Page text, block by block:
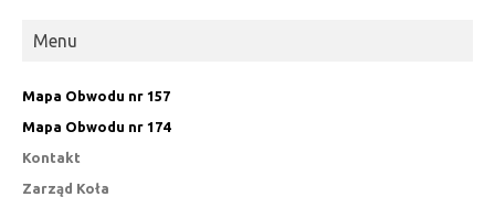
Menu
Mapa Obwodu nr 157
Mapa Obwodu nr 174
Kontakt
Zarząd Koła